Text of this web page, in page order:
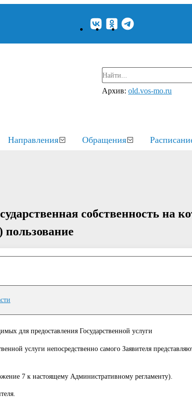
Архив: old.vos-mo.ru
Направления Обращения
собственность на
пользование
для предоставления Государственной услуги
услуги непосредственно самого Заявителя
7 к настоящему Административному регламенту).